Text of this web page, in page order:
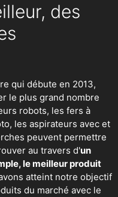
des
qui débute en 2013,
le plus grand nombre
robots, les fers à
les aspirateurs avec et
peuvent permettre
au travers d'un
le meilleur produit
atteint notre objectif
du marché avec le